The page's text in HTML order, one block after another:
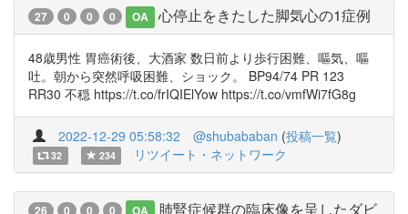
27 0 0 0 OA 心停止をきたした脚気心の1症例
48歳男性 胃癌術後、大酒家 数日前より歩行困難、嘔気、嘔
吐。朝から突然呼吸困難、ショック。 BP94/74 PR 123
RR30 不穏 https://t.co/frIQIElYow https://t.co/vmfWi7fG8g
2022-12-29 05:58:32 @shubababan (投稿一覧)
32 234 リツイート・ネットワーク
26 0 0 0 OA
肺腎症候群の臨床像を呈したダビ